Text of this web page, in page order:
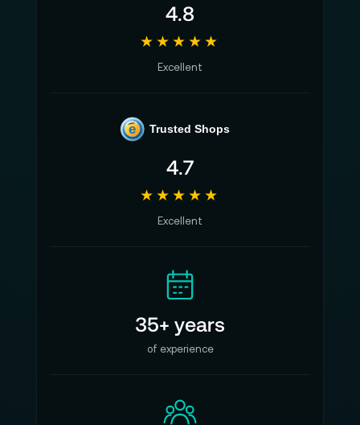
4.8
★★★★★
Excellent
e Trusted Shops
4.7
★★★★★
Excellent
35+ years
of experience